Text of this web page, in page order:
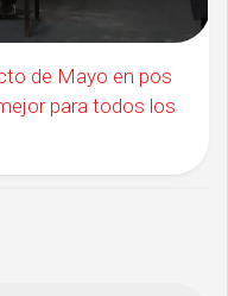
de Mayo en pos
para todos los